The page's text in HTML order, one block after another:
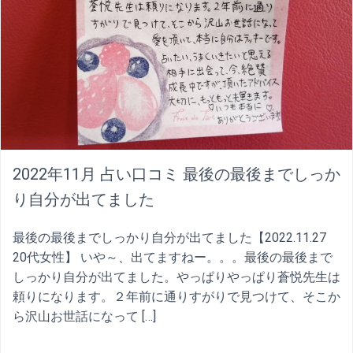
2022年11月 占い口コミ 最後の最後までしっか
り自分が出てました
最後の最後までしっかり自分が出てました【2022.11.27
20代女性】 いや～、出てますねー。。。最後の最後まで
しっかり自分が出てました。やっぱりやっぱり蒼悦先生は
頼りになります。２年前に通りすがりで見つけて、そこか
ら沢山お世話になって […]